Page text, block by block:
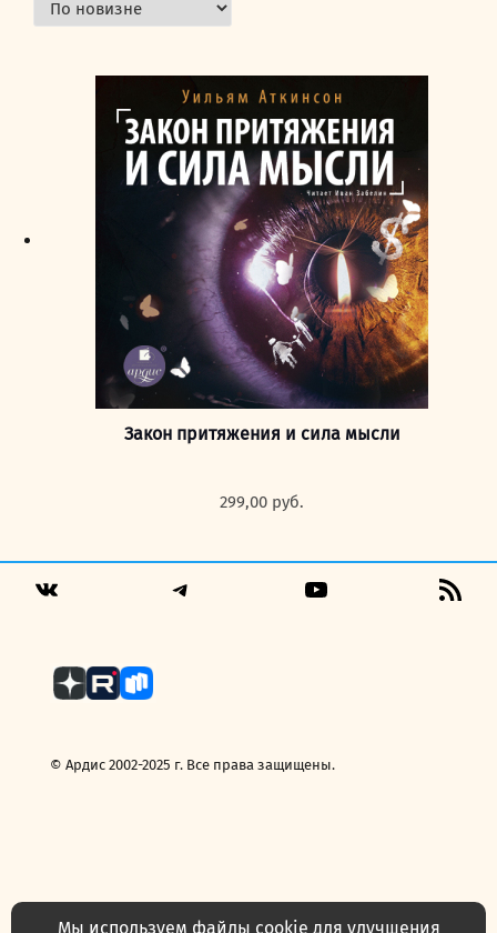
Закон притяжения и сила мысли
299,00 руб.
© Ардис 2002-2025 г. Все права защищены.
Мы используем файлы cookie для улучшения